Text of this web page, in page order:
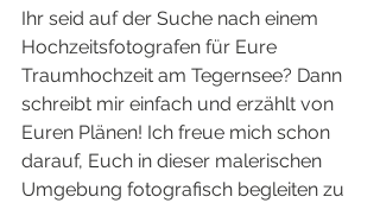
Ihr seid auf der Suche nach einem
Hochzeitsfotografen für Eure
Traumhochzeit am Tegernsee? Dann
schreibt mir einfach und erzählt von
Euren Plänen! Ich freue mich schon
darauf, Euch in dieser malerischen
Umgebung fotografisch begleiten zu